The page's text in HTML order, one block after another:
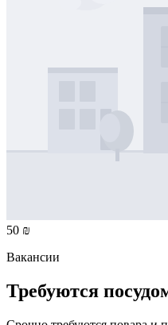
50 ₪
Вакансии
Требуются